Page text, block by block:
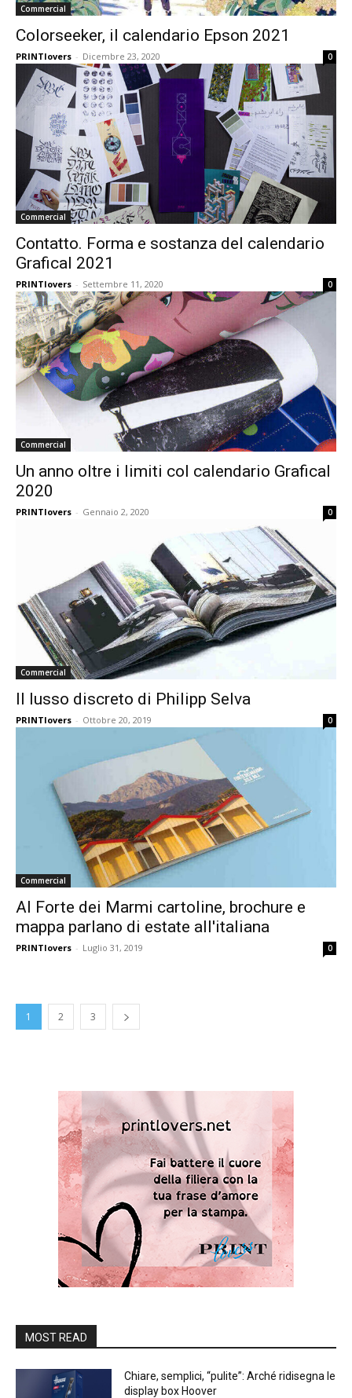
Commercial
Colorseeker, il calendario Epson 2021
PRINTlovers - Dicembre 23, 2020 0
Commercial
Contatto. Forma e sostanza del calendario
Grafical 2021
PRINTlovers - Settembre 11, 2020 0
Commercial
Un anno oltre i limiti col calendario Grafical
2020
PRINTlovers - Gennaio 2, 2020 0
Commercial
Il lusso discreto di Philipp Selva
PRINTlovers - Ottobre 20, 2019 0
Commercial
Al Forte dei Marmi cartoline, brochure e
mappa parlano di estate all'italiana
PRINTlovers - Luglio 31, 2019 0
1 2 3
MOST READ
Chiare, semplici, “pulite”: Arché ridisegna le
display box Hoover